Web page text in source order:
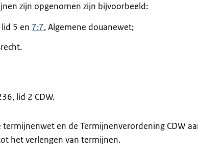
zijn opgenomen zijn bijvoorbeeld:
lid 5 en 7:7, Algemene douanewet;
lid 2 CDW.
en de Termijnenverordening CDW
het verlengen van termijnen.